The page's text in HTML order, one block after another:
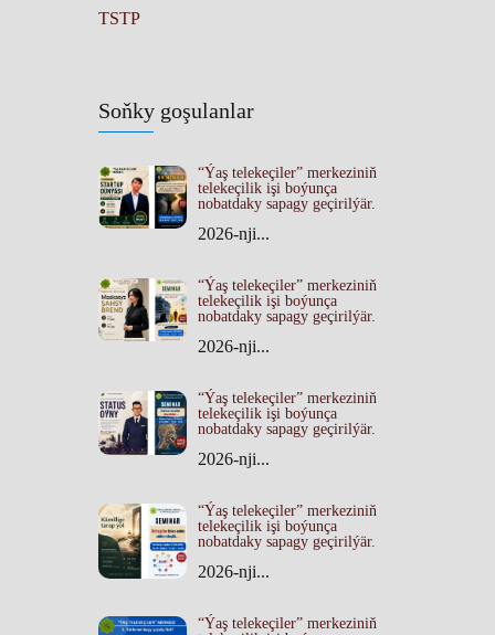
Soňky goşulanlar
“Ýaş telekeçiler” merkeziniň
telekeçilik işi boýunça
nobatdaky sapagy geçirilýär.
2026-nji...
“Ýaş telekeçiler” merkeziniň
telekeçilik işi boýunça
nobatdaky sapagy geçirilýär.
2026-nji...
“Ýaş telekeçiler” merkeziniň
telekeçilik işi boýunça
nobatdaky sapagy geçirilýär.
2026-nji...
“Ýaş telekeçiler” merkeziniň
telekeçilik işi boýunça
nobatdaky sapagy geçirilýär.
2026-nji...
“Ýaş telekeçiler” merkeziniň
TSTP